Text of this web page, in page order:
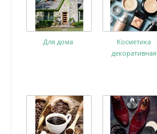
Для дома
Косметика
декоративная